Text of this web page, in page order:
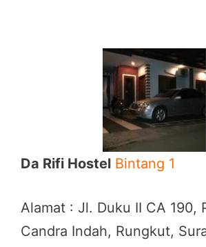
Da Rifi Hostel Bintang 1
Alamat : Jl. Duku II CA 190,
Candra Indah, Rungkut,